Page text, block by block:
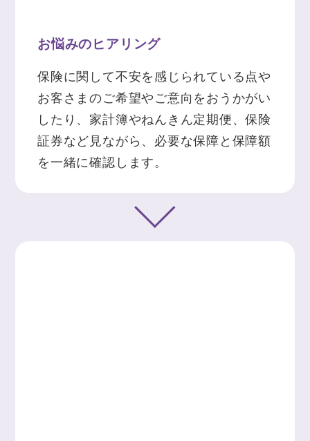
お悩みのヒアリング
保険に関して不安を感じられている点や
お客さまのご希望やご意向をおうかがい
したり、家計簿やねんきん定期便、保険
証券など見ながら、必要な保障と保障額
を一緒に確認します。